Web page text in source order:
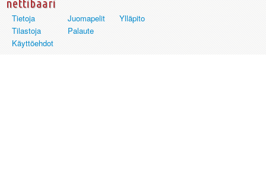
nettibaari
Tietoja
Tilastoja
Käyttöehdot
Juomapelit
Palaute
Ylläpito